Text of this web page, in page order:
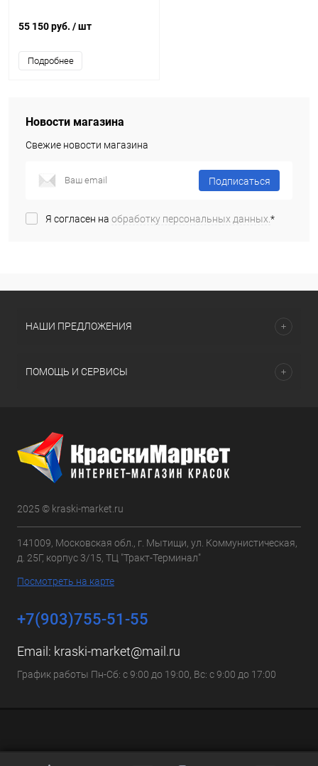
55 150 руб. / шт
Подробнее
Новости магазина
Свежие новости магазина
Подписаться
Я согласен на обработку персональных данных.*
НАШИ ПРЕДЛОЖЕНИЯ
ПОМОЩЬ И СЕРВИСЫ
2025 © kraski-market.ru
141009, Московская обл., г. Мытищи, ул. Коммунистическая,
д. 25Г, корпус 3/15, ТЦ "Тракт-Терминал"
Посмотреть на карте
+7(903)755-51-55
Email: kraski-market@mail.ru
График работы Пн-Сб: с 9:00 до 19:00, Вс: с 9:00 до 17:00